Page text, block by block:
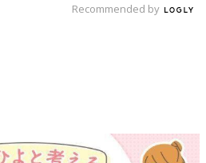
いんげんのごま和えを作ったら、今
んでも冷凍うどんでも）
Recommended by